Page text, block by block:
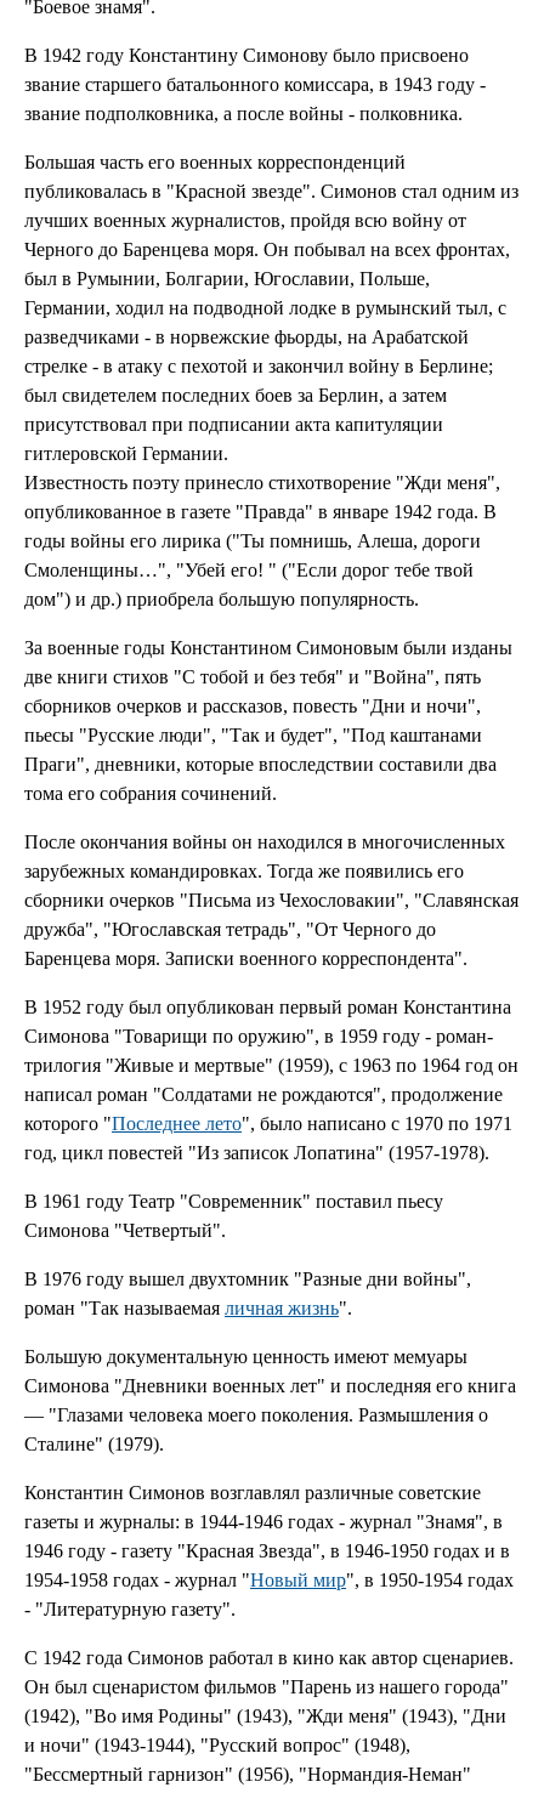
"Боевое знамя".
В 1942 году Константину Симонову было присвоено
звание старшего батальонного комиссара, в 1943 году -
звание подполковника, а после войны - полковника.
Большая часть его военных корреспонденций
публиковалась в "Красной звезде". Симонов стал одним из
лучших военных журналистов, пройдя всю войну от
Черного до Баренцева моря. Он побывал на всех фронтах,
был в Румынии, Болгарии, Югославии, Польше,
Германии, ходил на подводной лодке в румынский тыл, с
разведчиками - в норвежские фьорды, на Арабатской
стрелке - в атаку с пехотой и закончил войну в Берлине;
был свидетелем последних боев за Берлин, а затем
присутствовал при подписании акта капитуляции
гитлеровской Германии.
Известность поэту принесло стихотворение "Жди меня",
опубликованное в газете "Правда" в январе 1942 года. В
годы войны его лирика ("Ты помнишь, Алеша, дороги
Смоленщины…", "Убей его! " ("Если дорог тебе твой
дом") и др.) приобрела большую популярность.
За военные годы Константином Симоновым были изданы
две книги стихов "С тобой и без тебя" и "Война", пять
сборников очерков и рассказов, повесть "Дни и ночи",
пьесы "Русские люди", "Так и будет", "Под каштанами
Праги", дневники, которые впоследствии составили два
тома его собрания сочинений.
После окончания войны он находился в многочисленных
зарубежных командировках. Тогда же появились его
сборники очерков "Письма из Чехословакии", "Славянская
дружба", "Югославская тетрадь", "От Черного до
Баренцева моря. Записки военного корреспондента".
В 1952 году был опубликован первый роман Константина
Симонова "Товарищи по оружию", в 1959 году - роман-
трилогия "Живые и мертвые" (1959), с 1963 по 1964 год он
написал роман "Солдатами не рождаются", продолжение
которого "Последнее лето", было написано с 1970 по 1971
год, цикл повестей "Из записок Лопатина" (1957-1978).
В 1961 году Театр "Современник" поставил пьесу
Симонова "Четвертый".
В 1976 году вышел двухтомник "Разные дни войны",
роман "Так называемая личная жизнь".
Большую документальную ценность имеют мемуары
Симонова "Дневники военных лет" и последняя его книга
— "Глазами человека моего поколения. Размышления о
Сталине" (1979).
Константин Симонов возглавлял различные советские
газеты и журналы: в 1944-1946 годах - журнал "Знамя", в
1946 году - газету "Красная Звезда", в 1946-1950 годах и в
1954-1958 годах - журнал "Новый мир", в 1950-1954 годах
- "Литературную газету".
С 1942 года Симонов работал в кино как автор сценариев.
Он был сценаристом фильмов "Парень из нашего города"
(1942), "Во имя Родины" (1943), "Жди меня" (1943), "Дни
и ночи" (1943-1944), "Русский вопрос" (1948),
"Бессмертный гарнизон" (1956), "Нормандия-Неман"